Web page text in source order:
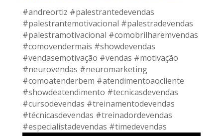
#andreortiz #palestrantedevendas
#palestrantemotivacional #palestradevendas
#palestramotivacional #comobrilharemvendas
#comovendermais #showdevendas
#vendasemotivação #vendas #motivação
#neurovendas #neuromarketing
#comoatenderbem #atendimentoaocliente
#showdeatendimento #tecnicasdevendas
#cursodevendas #treinamentodevendas
#técnicasdevendas #treinadordevendas
#especialistadevendas #timedevendas